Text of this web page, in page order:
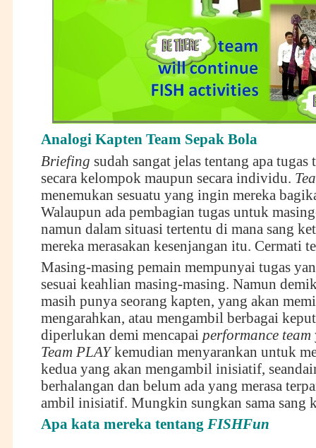
Analogi Kapten Team Sepak Bola
Briefing sudah sangat jelas tentang apa tugas
secara kelompok maupun secara individu.
menemukan sesuatu yang ingin mereka
Walaupun ada pembagian tugas untuk
namun dalam situasi tertentu di mana sang
mereka merasakan kesenjangan itu. Cermati
Masing-masing pemain mempunyai tugas
sesuai keahlian masing-masing. Namun
masih punya seorang kapten, yang akan
mengarahkan, atau mengambil berbagai
diperlukan demi mencapai performance team
Team PLAYkemudian menyarankan untuk
kedua yang akan mengambil inisiatif,
berhalangan dan belum ada yang merasa
ambil inisiatif. Mungkin sungkan sama sang
Apa kata mereka tentang FISHFun